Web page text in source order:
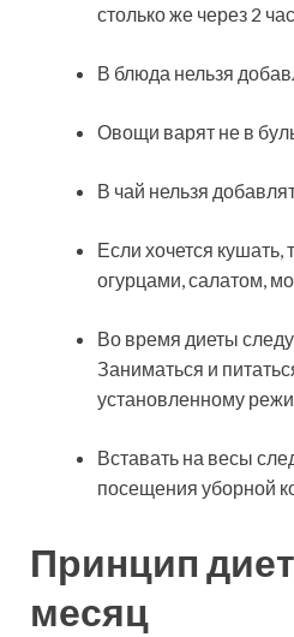
столько же через 2
В блюда нельзя
Овощи варят не в
В чай нельзя
Если хочется кушать,
огурцами, салатом,
Во время диеты
Заниматься и
установленному
Вставать на весы
посещения уборной
Принцип
месяц